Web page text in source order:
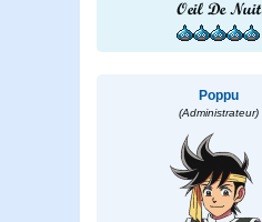
Oeil De Nuit
Poppu
(Administrateur)